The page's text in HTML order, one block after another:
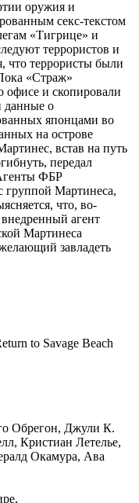
оружия и
секс-текстом
«Тигрице» и
террористов и
что террористы были
«Страж»
офисе и скопировали
данные о
японцами во
на острове
встав на путь
передал
ФБР
группой Мартинеса,
что, во-
агент
Мартинеса
завладеть
to Savage Beach
Обрегон, Джули К.
Кристиан Летелье,
Окамура, Ава